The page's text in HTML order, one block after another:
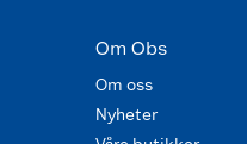
Om Obs
Om oss
Nyheter